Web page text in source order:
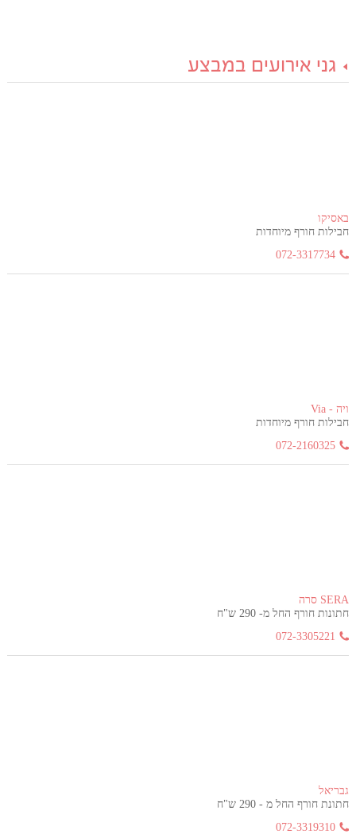
גני אירועים במבצע
באסיקו
חבילות חורף מיוחדות
072-3317734
ויה - Via
חבילות חורף מיוחדות
072-2160325
SERA סרה
חתונות חורף החל מ- 290 ש"ח
072-3305221
גבריאל
חתונת חורף החל מ - 290 ש"ח
072-3319310